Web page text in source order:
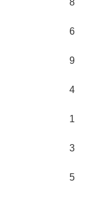
6
9
4
1
3
5